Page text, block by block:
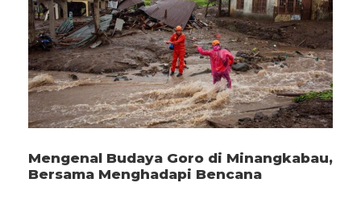
Mengenal Budaya Goro di Minangkabau,
Bersama Menghadapi Bencana